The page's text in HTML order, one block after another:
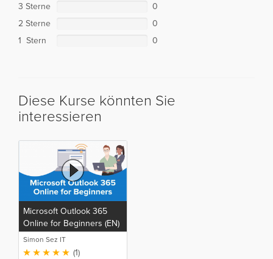
3 Sterne
0
2 Sterne
0
1 Stern
0
Diese Kurse könnten Sie
interessieren
Microsoft Outlook 365
Online for Beginners (EN)
Simon Sez IT
(1)